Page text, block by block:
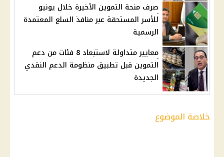
صرف منحة التموين الأخيرة خلال يونيو
للأسر المستحقة عبر منافذ السلع المعتمدة
الرسمية
معايير متداولة لاستبعاد 8 فئات من دعم
التموين قبل تطبيق منظومة الدعم النقدي
الجديدة
خلاصة الموضوع